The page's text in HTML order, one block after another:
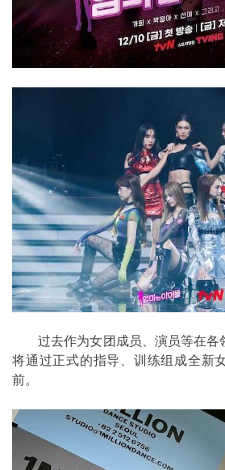
过去作为女团成员、演员等在各
将通过正式的指导、训练组成全新
前。